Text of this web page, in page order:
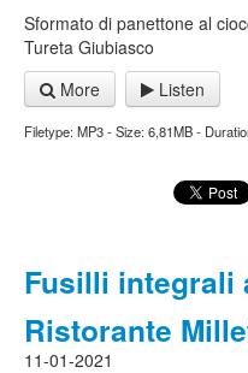
Sformato di panettone al
Tureta Giubiasco
More
Listen
Filetype: MP3 - Size: 6,81MB -
Fusilli integrali
Ristorante
11-01-2021